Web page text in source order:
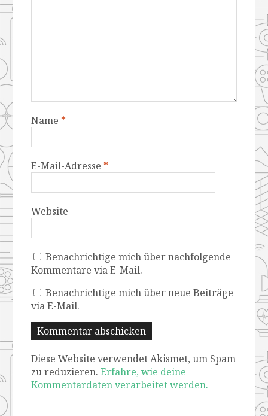
Name *
E-Mail-Adresse *
Website
Benachrichtige mich über nachfolgende
Kommentare via E-Mail.
Benachrichtige mich über neue Beiträge
via E-Mail.
Diese Website verwendet Akismet, um Spam
zu reduzieren.Erfahre, wie deine
Kommentardaten verarbeitet werden.